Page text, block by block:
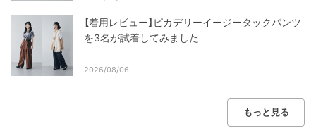
【着用レビュー】ピカデリーイージータックパンツ
を3名が試着してみました
2026/08/06
もっと見る